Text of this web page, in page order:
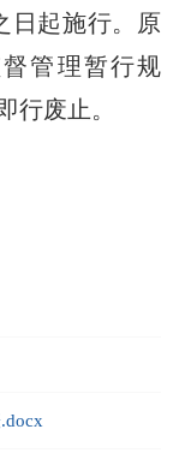
起施行。原
管理暂行规
行废止。